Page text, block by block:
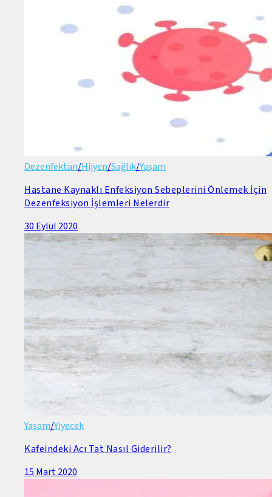
Dezenfektan/Hijyen/Sağlık/Yaşam
Hastane Kaynaklı Enfeksiyon Sebeplerini Önlemek İçin
Dezenfeksiyon İşlemleri Nelerdir
30 Eylül 2020
Yaşam/Yiyecek
Kafeindeki Acı Tat Nasıl Giderilir?
15 Mart 2020